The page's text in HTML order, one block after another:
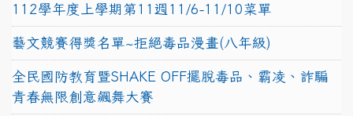
112學年度上學期第11週11/6-11/10菜單
藝文競賽得獎名單~拒絕毒品漫畫(八年級)
全民國防教育暨SHAKE OFF擺脫毒品、霸凌、詐騙
青春無限創意飆舞大賽